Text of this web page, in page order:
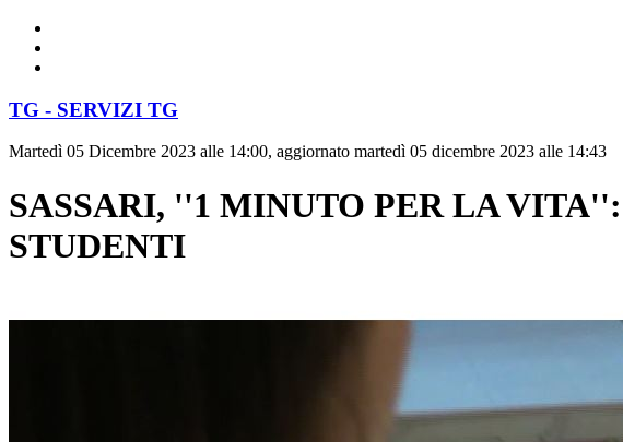
TG - SERVIZI TG
Martedì 05 Dicembre 2023 alle 14:00, aggiornato martedì 05 dicembre 2023 alle 14:43
SASSARI, ''1 MINUTO PER LA
STUDENTI